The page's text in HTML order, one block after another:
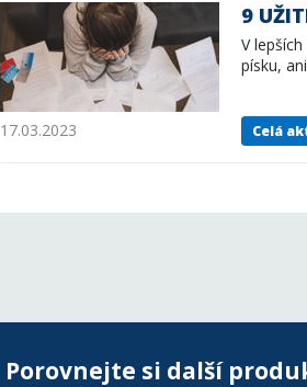
9
17.03.2023
V
písku,
Celá
Porovnejte si další